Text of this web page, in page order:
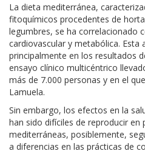
La dieta mediterránea,
fitoquímicos procedentes de
legumbres, se ha correlacionado
cardiovascular y metabólica. Esta
principalmente en los resultados
ensayo clínico multicéntrico
más de 7.000 personas y en el
Lamuela.
Sin embargo, los efectos en la
han sido difíciles de reproducir en
mediterráneas, posiblemente,
a diferencias en las prácticas de